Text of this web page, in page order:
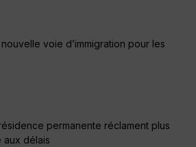
voie d’immigration pour les
permanente réclament plus
aux délais